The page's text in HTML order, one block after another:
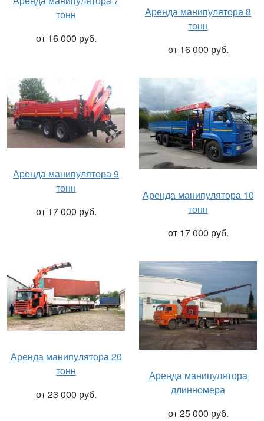
тонн
от 16 000 руб.
Аренда манипулятора 8
тонн
от 16 000 руб.
Аренда манипулятора 9
тонн
от 17 000 руб.
Аренда манипулятора 10
тонн
от 17 000 руб.
Аренда манипулятора 20
тонн
от 23 000 руб.
Аренда манипулятора
длинномера
от 25 000 руб.